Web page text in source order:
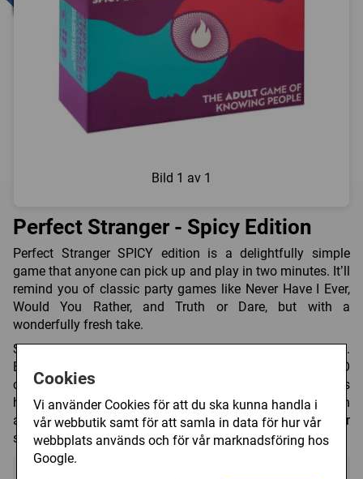
Cookies
Vi använder Cookies för att du ska kunna handla i
vår webbutik samt för att samla in data för hur vår
webbplats används och för vår marknadsföring hos
Google.
Bild 1 av 1
Perfect Stranger - Spicy Edition
Perfect Stranger SPICY edition is a delightfully simple
game that anyone can pick up and play in two minutes. It’ll
remind you of classic party games like Never Have I Ever,
Would You Rather, and Truth or Dare, but with a
wonderfully fresh take.
Simply select a Question card and read it to the group.
Everyone answers the question by placing a YES or NO
card face down in a pile. All players then have to guess
how many YESes they believe are in the pile. Add in
additional strategy cards to make the game as skillful or
simple as you’d like.